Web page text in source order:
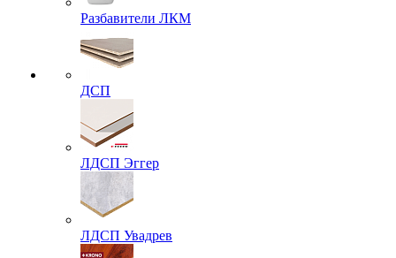
Разбавители ЛКМ
ДСП
ЛДСП Эггер
ЛДСП Увадрев